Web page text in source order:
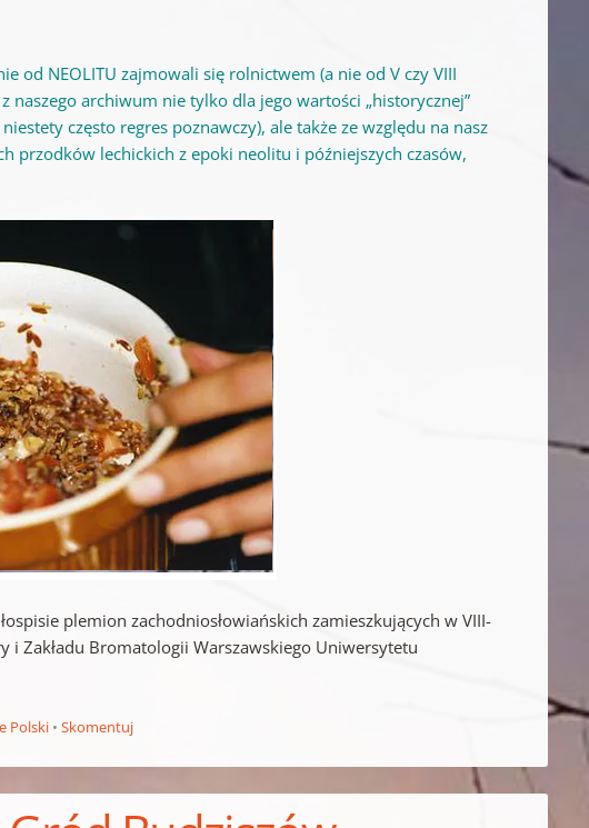
od NEOLITU zajmowali się rolnictwem (a nie od V czy VIII
archiwum nie tylko dla jego wartości „historycznej”
często regres poznawczy), ale także ze względu na nasz
przodków lechickich z epoki neolitu i późniejszych czasów,
plemion zachodniosłowiańskich zamieszkujących w VIII-
i Zakładu Bromatologii Warszawskiego Uniwersytetu
Polski Skomentuj